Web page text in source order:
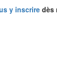
y inscriredès